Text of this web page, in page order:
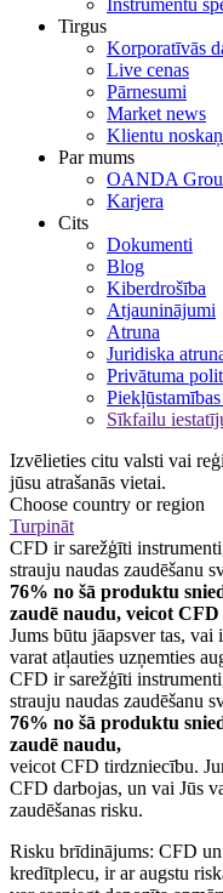
Tirgus
Korporatīvās
Live cenas
Pārnesumi
Market news
Klientu
Par mums
OANDA
Karjera
Cits
Dokumenti
Blog
Kiberdrošība
Atjauninājumi
Atruna
Juridiska
Privātuma
Sīkfailu
Izvēlieties citu valsti vai
jūsu atrašanās vietai.
Choose country or region
Turpināt
CFD ir sarežģīti
strauju naudas zaudēšanu
76% no šā produktu
zaudē naudu, veicot
Jums būtu jāapsver tas,
varat atļauties uzņemties
CFD ir sarežģīti
strauju naudas zaudēšanu
76% no šā produktu
zaudē naudu,
veicot CFD tirdzniecību.
CFD darbojas, un vai Jūs
zaudēšanas risku.
Risku brīdinājums: CFD
kredītplecu, ir ar augstu